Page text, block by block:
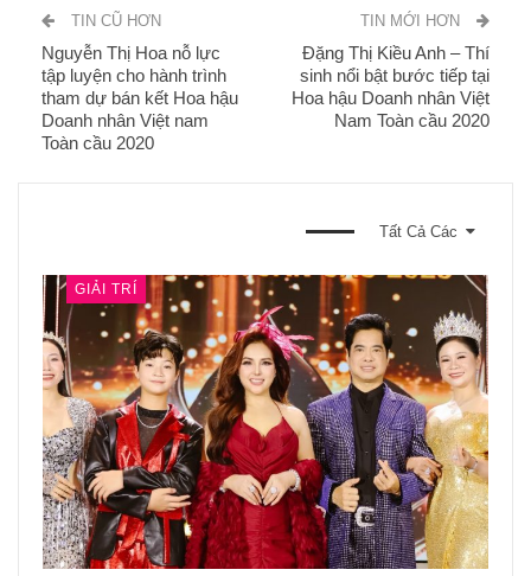
TIN CŨ HƠN
Nguyễn Thị Hoa nỗ lực
tập luyện cho hành trình
tham dự bán kết Hoa hậu
Doanh nhân Việt nam
Toàn cầu 2020
TIN MỚI HƠN
Đặng Thị Kiều Anh – Thí
sinh nổi bật bước tiếp tại
Hoa hậu Doanh nhân Việt
Nam Toàn cầu 2020
Tất Cả Các
GIẢI TRÍ